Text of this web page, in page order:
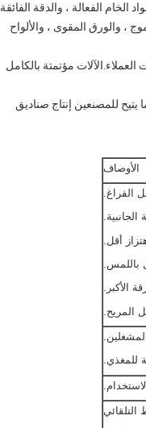
الخام الفعالة ، والدقة الفائقة
، والورق المقوى ، والألواح
مؤتمتة بالكامل
يتيح للمصنعين إنتاج صناديق
الأوصاف